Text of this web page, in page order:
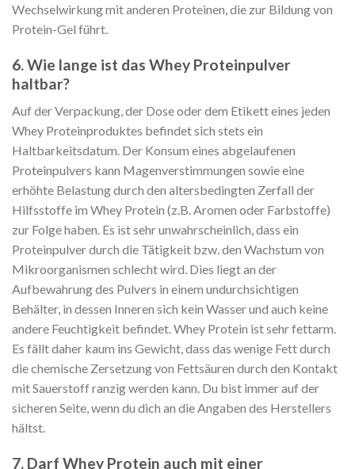
Wechselwirkung mit anderen Proteinen, die zur Bildung von
Protein-Gel führt.
6. Wie lange ist das Whey Proteinpulver
haltbar?
Auf der Verpackung, der Dose oder dem Etikett eines jeden
Whey Proteinproduktes befindet sich stets ein
Haltbarkeitsdatum. Der Konsum eines abgelaufenen
Proteinpulvers kann Magenverstimmungen sowie eine
erhöhte Belastung durch den altersbedingten Zerfall der
Hilfsstoffe im Whey Protein (z.B. Aromen oder Farbstoffe)
zur Folge haben. Es ist sehr unwahrscheinlich, dass ein
Proteinpulver durch die Tätigkeit bzw. den Wachstum von
Mikroorganismen schlecht wird. Dies liegt an der
Aufbewahrung des Pulvers in einem undurchsichtigen
Behälter, in dessen Inneren sich kein Wasser und auch keine
andere Feuchtigkeit befindet. Whey Protein ist sehr fettarm.
Es fällt daher kaum ins Gewicht, dass das wenige Fett durch
die chemische Zersetzung von Fettsäuren durch den Kontakt
mit Sauerstoff ranzig werden kann. Du bist immer auf der
sicheren Seite, wenn du dich an die Angaben des Herstellers
hältst.
7. Darf Whey Protein auch mit einer